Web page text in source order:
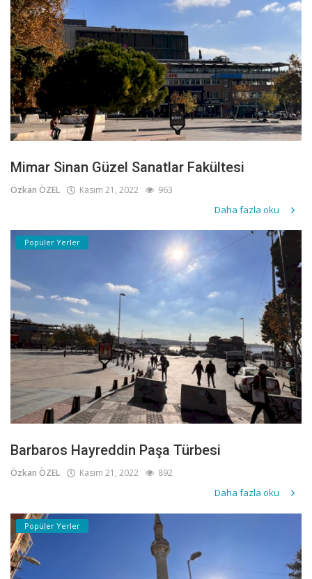
Mimar Sinan Güzel Sanatlar Fakültesi
Özkan ÖZEL Kasım 21, 2022 963
Daha fazla oku
Popüler Yerler
Barbaros Hayreddin Paşa Türbesi
Özkan ÖZEL Kasım 21, 2022 892
Daha fazla oku
Popüler Yerler